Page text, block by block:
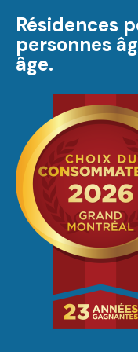
Résidences
personnes
âge.